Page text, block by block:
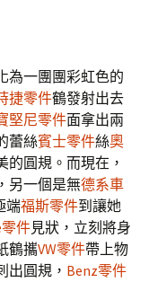
為一團團彩虹色的
捷零件鶴發射出去
堅尼零件面拿出兩
蕾絲賓士零件絲奧
的圓規。而現在，
另一個是無德系車
端福斯零件到讓她
件見狀，立刻將身
鶴攜VW零件帶上物
出圓規， Benz零件